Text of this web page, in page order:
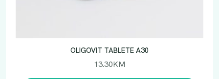
OLIGOVIT TABLETE A30
13.30KM